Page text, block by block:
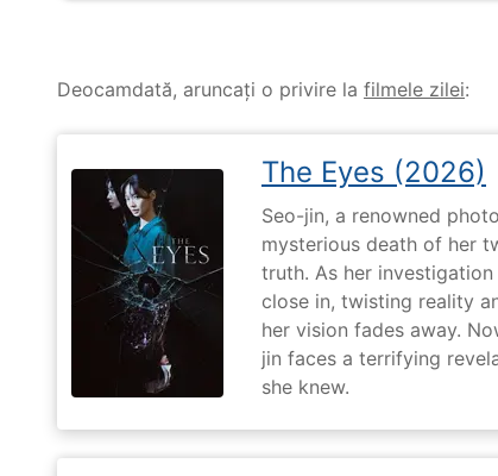
Deocamdată, aruncați o privire la filmele zilei:
The Eyes (2026)
Seo-jin, a renowned
mysterious death of her
truth. As her
close in, twisting reality
her vision fades away.
jin faces a terrifying
she knew.